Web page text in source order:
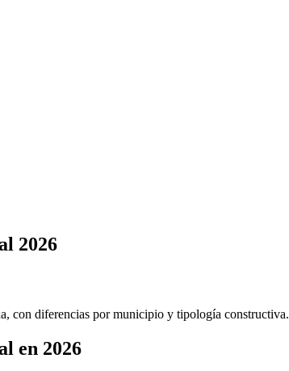
2026
con diferencias por municipio y tipología constructiva.
en 2026